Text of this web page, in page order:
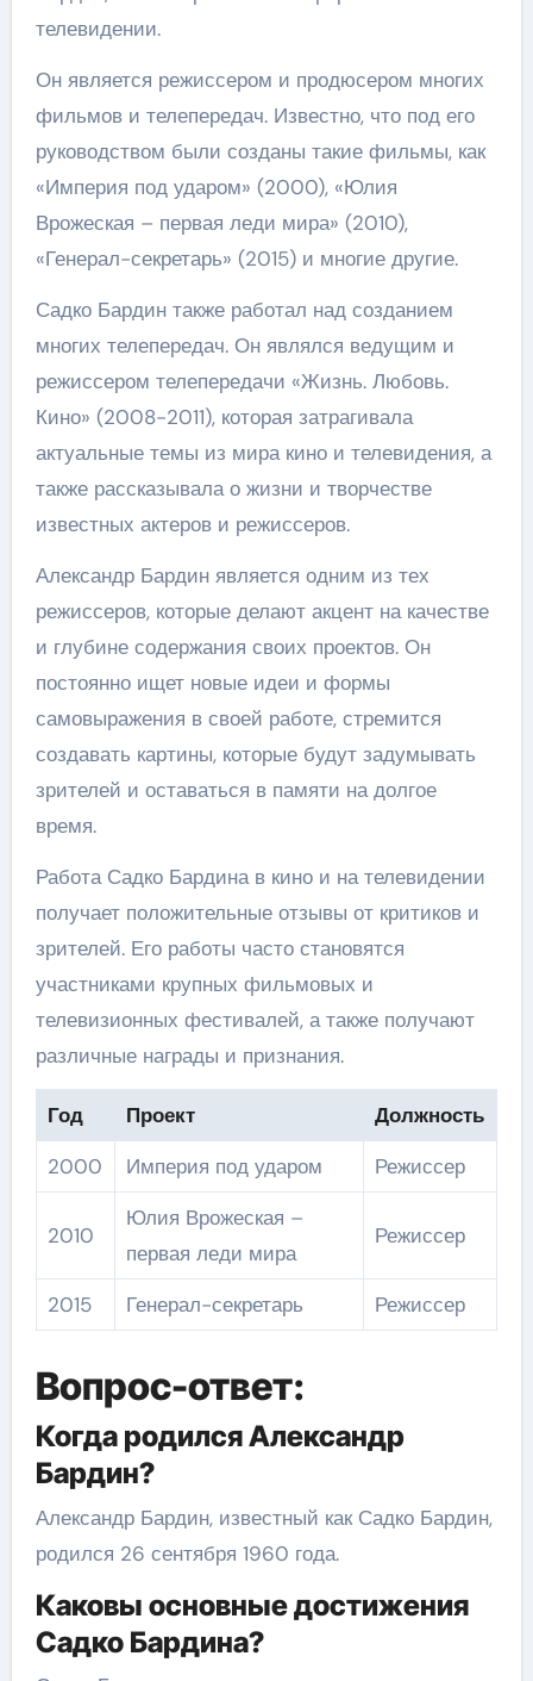
телевидении.
Он является режиссером и продюсером многих
фильмов и телепередач. Известно, что под его
руководством были созданы такие фильмы, как
«Империя под ударом» (2000), «Юлия
Врожеская – первая леди мира» (2010),
«Генерал-секретарь» (2015) и многие другие.
Садко Бардин также работал над созданием
многих телепередач. Он являлся ведущим и
режиссером телепередачи «Жизнь. Любовь.
Кино» (2008-2011), которая затрагивала
актуальные темы из мира кино и телевидения, а
также рассказывала о жизни и творчестве
известных актеров и режиссеров.
Александр Бардин является одним из тех
режиссеров, которые делают акцент на качестве
и глубине содержания своих проектов. Он
постоянно ищет новые идеи и формы
самовыражения в своей работе, стремится
создавать картины, которые будут задумывать
зрителей и оставаться в памяти на долгое
время.
Работа Садко Бардина в кино и на телевидении
получает положительные отзывы от критиков и
зрителей. Его работы часто становятся
участниками крупных фильмовых и
телевизионных фестивалей, а также получают
различные награды и признания.
Год Проект
Должность
2000
Империя под ударом Режиссер
2010
Юлия Врожеская –
первая леди мира
Режиссер
2015 Генерал-секретарь Режиссер
Вопрос-ответ:
Когда родился Александр
Бардин?
Александр Бардин, известный как Садко Бардин,
родился 26 сентября 1960 года.
Каковы основные достижения
Садко Бардина?